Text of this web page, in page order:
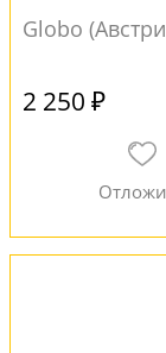
Globo
2 250 ₽